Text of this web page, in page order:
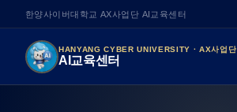
한양사이버대학교 AX사업단 AI교육센터
HANYANG CYBER UNIVERSITY · AX사업단
AI교육센터